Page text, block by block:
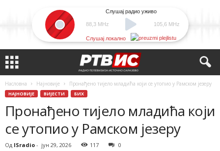
88,3 MHz
Слушај радио уживо
105,6 MHz
Слушај локално
Насловна Најновије Пронађено тијело младића који се утопио у Рамском језеру
НАЈНОВИЈЕ ВИЈЕСТИ БИХ
Пронађено тијело младића који
се утопио у Рамском језеру
Од ISradio - јун 29, 2026 117 0